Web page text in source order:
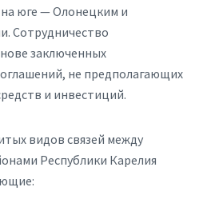
на юге — Олонецким и
Сотрудничество
заключенных
не предполагающих
и инвестиций.
видов связей между
Республики Карелия